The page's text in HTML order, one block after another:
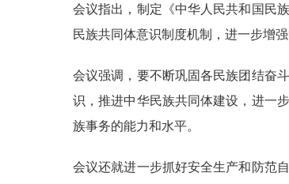
会议指出，制定《中华人民共和国民
民族共同体意识制度机制，进一步增
会议强调，要不断巩固各民族团结奋
识，推进中华民族共同体建设，进一
族事务的能力和水平。
会议还就进一步抓好安全生产和防范